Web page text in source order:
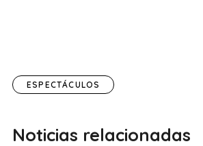
ESPECTÁCULOS
Noticias relacionadas